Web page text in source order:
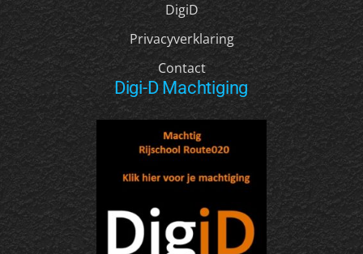
DigiD
Privacyverklaring
Contact
Digi-D Machtiging